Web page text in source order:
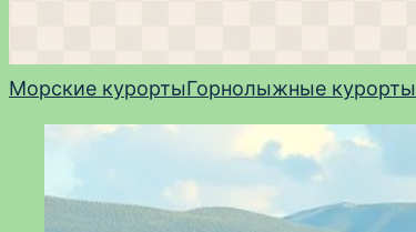
Морские курортыГорнолыжные курорты